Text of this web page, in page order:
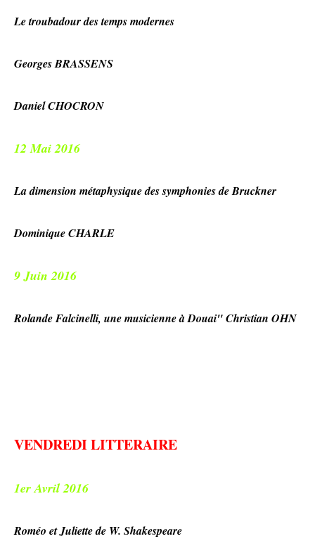
Le troubadour des temps modernes
Georges BRASSENS
Daniel CHOCRON
12 Mai 2016
La dimension métaphysique des symphonies de Bruckner
Dominique CHARLE
9 Juin 2016
Rolande Falcinelli, une musicienne à Douai" Christian OHN
VENDREDI LITTERAIRE
1er Avril 2016
Roméo et Juliette de W. Shakespeare